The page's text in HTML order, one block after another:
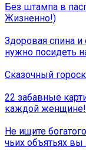
Без штампа в
Жизненно!)
Здоровая спина
нужно посидеть
Сказочный
22 забавные
каждой женщине!
Не ищите
чьих объятьях вы